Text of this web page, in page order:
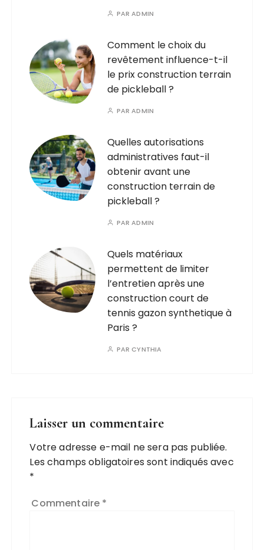
PARADMIN
Comment le choix du
revêtement influence-t-il
le prix construction terrain
de pickleball ?
PARADMIN
Quelles autorisations
administratives faut-il
obtenir avant une
construction terrain de
pickleball ?
PARADMIN
Quels matériaux
permettent de limiter
l’entretien après une
construction court de
tennis gazon synthetique à
Paris ?
PAR CYNTHIA
Laisser un commentaire
Votre adresse e-mail ne sera pas publiée.
Les champs obligatoires sont indiqués avec
*
Commentaire *